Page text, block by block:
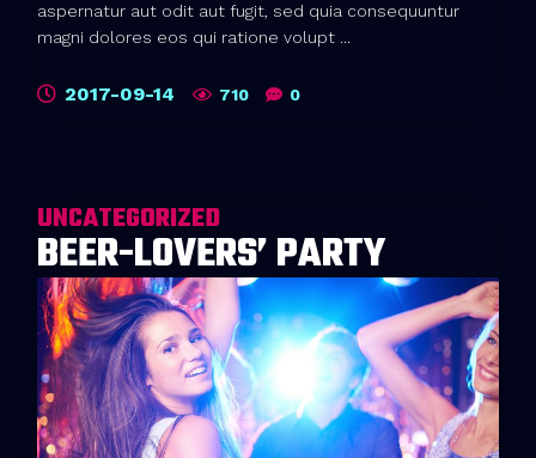
aspernatur aut odit aut fugit, sed quia consequuntur
magni dolores eos qui ratione volupt ...
2017-09-14 710 0
UNCATEGORIZED
BEER-LOVERS’ PARTY